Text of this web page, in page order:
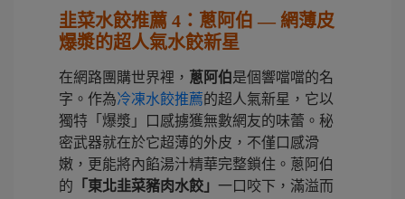
韭菜水餃推薦 4：蔥阿伯 — 網薄皮
爆漿的超人氣水餃新星
在網路團購世界裡， 蔥阿伯是個響噹噹的名
字。作為冷凍水餃推薦的超人氣新星，它以
獨特「爆漿」口感擄獲無數網友的味蕾。秘
密武器就在於它超薄的外皮，不僅口感滑
嫩，更能將內餡湯汁精華完整鎖住。蔥阿伯
的 「東北韭菜豬肉水餃」 一口咬下，滿溢而